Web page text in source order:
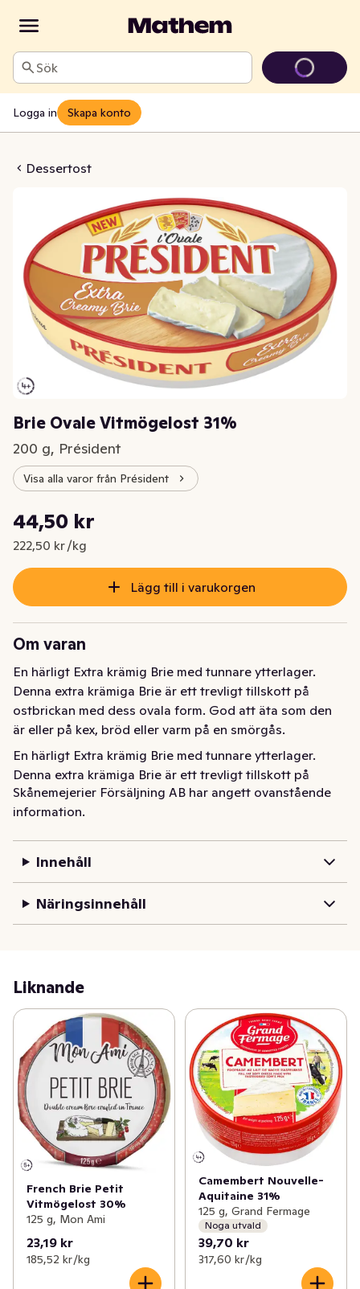
Sök
Logga in Skapa konto
Dessertost
31%
Brie Ovale Vitmögelost 31%
200 g, Président
Visa alla varor från Président
Nuvarande pris är: 44,50 kr
44,50 kr
222,50 kr /kg
Styckpris: 222,50 kr /kg
Lägg till i varukorgen
Om varan
En härligt Extra krämig Brie med tunnare ytterlager.
Denna extra krämiga Brie är ett trevligt tillskott på
ostbrickan med dess ovala form. God att äta som den
är eller på kex, bröd eller varm på en smörgås.
En härligt Extra krämig Brie med tunnare ytterlager.
Denna extra krämiga Brie är ett trevligt tillskott på
ostbrickan med dess ovala form. God att äta som den
är eller på kex, bröd eller varm på en smörgås.
Skånemejerier Försäljning AB har angett ovanstående
information.
Innehåll
Näringsinnehåll
Liknande
French Brie Petit
Vitmögelost 30%
125 g, Mon Ami
23,19 kr
185,52 kr /kg
Camembert Nouvelle-
Aquitaine 31%
125 g, Grand Fermage
Noga utvald
39,70 kr
317,60 kr /kg